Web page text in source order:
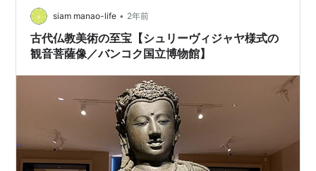
siam manao-life • 2年前
古代仏教美術の至宝【シュリーヴィジャヤ様式の
観音菩薩像／バンコク国立博物館】